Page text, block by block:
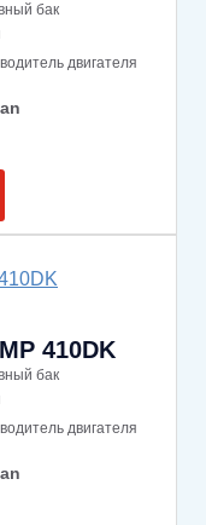
бак
двигателя
410DK
бак
двигателя